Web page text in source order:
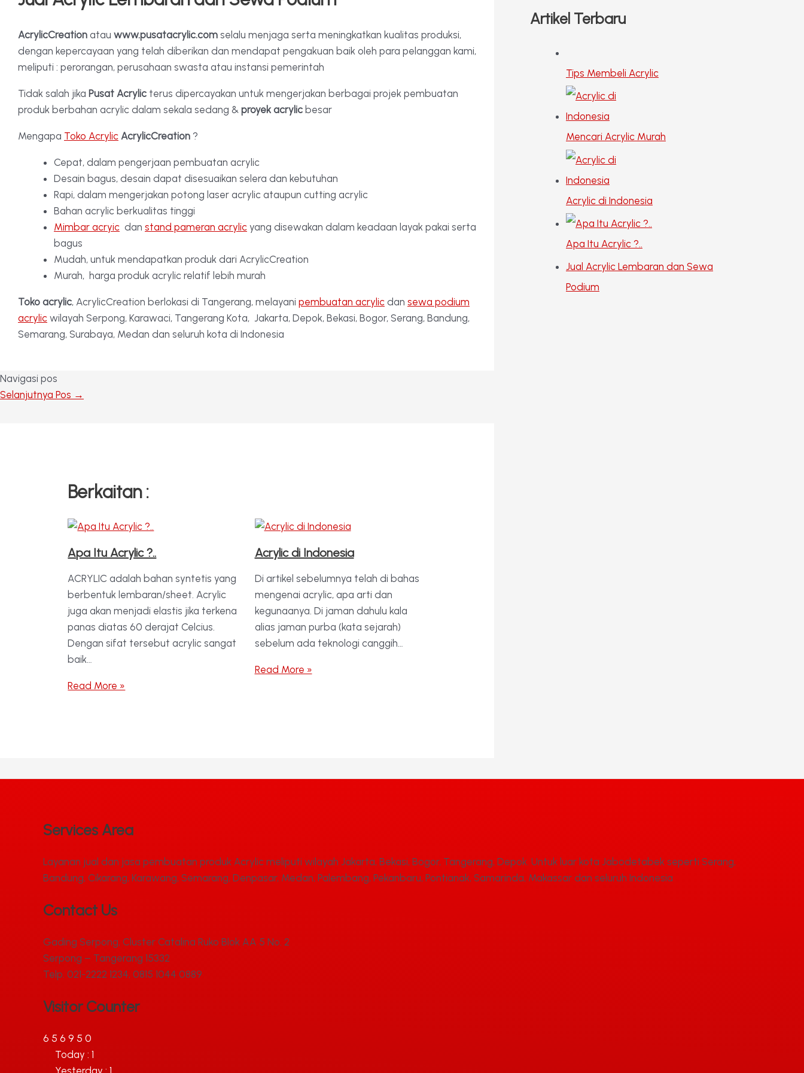
AcrylicCreation atau www.pusatacrylic.com selalu menjaga serta meningkatkan kualitas produksi,
dengan kepercayaan yang telah diberikan dan mendapat pengakuan baik oleh para pelanggan kami,
meliputi : perorangan, perusahaan swasta atau instansi pemerintah
Tidak salah jika Pusat Acrylic terus dipercayakan untuk mengerjakan berbagai projek pembuatan
produk berbahan acrylic dalam sekala sedang & proyek acrylic besar
Mengapa Toko Acrylic AcrylicCreation ?
Cepat, dalam pengerjaan pembuatan acrylic
Desain bagus, desain dapat disesuaikan selera dan kebutuhan
Rapi, dalam mengerjakan potong laser acrylic ataupun cutting acrylic
Bahan acrylic berkualitas tinggi
Mimbar acryic dan stand pameran acrylic yang disewakan dalam keadaan layak pakai serta
bagus
Mudah, untuk mendapatkan produk dari AcrylicCreation
Murah, harga produk acrylic relatif lebih murah
Toko acrylic, AcrylicCreation berlokasi di Tangerang, melayani pembuatan acrylic dan sewa podium
acrylic wilayah Serpong, Karawaci, Tangerang Kota, Jakarta, Depok, Bekasi, Bogor, Serang, Bandung,
Semarang, Surabaya, Medan dan seluruh kota di Indonesia
Navigasi pos
Selanjutnya Pos →
Berkaitan :
Apa Itu Acrylic ?..
ACRYLIC adalah bahan syntetis yang
berbentuk lembaran/sheet. Acrylic
juga akan menjadi elastis jika terkena
panas diatas 60 derajat Celcius.
Dengan sifat tersebut acrylic sangat
baik…
Read More »
Acrylic di Indonesia
Di artikel sebelumnya telah di bahas
mengenai acrylic, apa arti dan
kegunaanya. Di jaman dahulu kala
alias jaman purba (kata sejarah)
sebelum ada teknologi canggih…
Read More »
Artikel Terbaru
Tips Membeli Acrylic
Mencari Acrylic Murah
Acrylic di Indonesia
Apa Itu Acrylic ?..
Jual Acrylic Lembaran dan Sewa
Podium
Services Area
Layanan jual dan jasa pembuatan produk Acrylic meliputi wilayah Jakarta, Bekasi, Bogor, Tangerang, Depok. Untuk luar kota Jabodetabek seperti Serang,
Bandung, Cikarang, Karawang, Semarang, Denpasar, Medan, Palembang, Pekanbaru, Pontianak, Samarinda, Makassar dan seluruh Indonesia
Contact Us
Gading Serpong, Cluster Catalina Ruko Blok AA 5 No. 2
Serpong – Tangerang 15332
Telp. 021-2222 1234, 0815 1044 0889
Visitor Counter
6 5 6 9 5 0
Today : 1